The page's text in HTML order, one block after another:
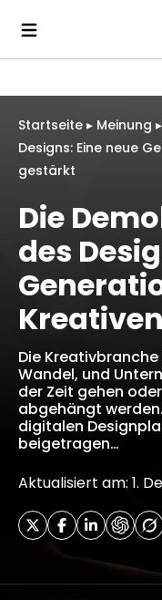
Startseite ▸ Meinung ▸
Designs: Eine neue
gestärkt
Die
des
Die
Wandel, und
der Zeit gehen
abgehängt
digitalen
beigetragen…
Aktualisiert am: 1.